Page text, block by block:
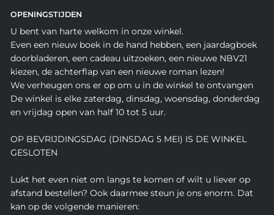
OPENINGSTIJDEN
U bent van harte welkom in onze winkel.
Even een nieuw boek in de hand hebben, een jaardagboek
doorbladeren, een cadeau uitzoeken, een nieuwe NBV21
kiezen, de achterflap van een nieuwe roman lezen!
We verheugen ons er op om u in de winkel te ontvangen
De winkel is elke zaterdag, dinsdag, woensdag, donderdag
en vrijdag open van half 10 tot 5 uur.
OP BEVRIJDINGSDAG (DINSDAG 5 MEI) IS DE WINKEL
GESLOTEN
Lukt het even niet om langs te komen of wilt u liever op
afstand bestellen? Ook daarmee steun je ons enorm. Dat
kan op de volgende manieren: